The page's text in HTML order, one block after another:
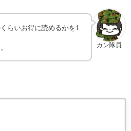
カン隊員
らいお得に読めるかを1